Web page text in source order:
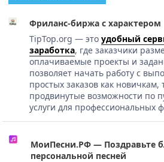
Фриланс-биржа с характером
TipTop.org — это удобный
заработка, где заказчики
оплачиваемые проекты и
позволяет начать работу с
простых заказов как новичкам,
продвинутые возможности по
услуги для профессиональных
МоиПесни.РФ — Поздравьте
персональной песней